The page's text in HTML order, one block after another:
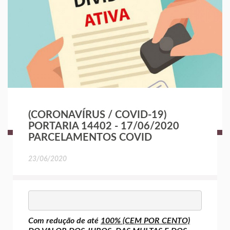
(CORONAVÍRUS / COVID-19)
PORTARIA 14402 - 17/06/2020
PARCELAMENTOS COVID
23/06/2020
Com redução de até 100% (CEM POR CENTO)